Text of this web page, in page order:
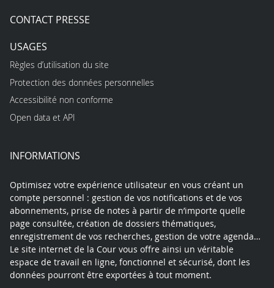
CONTACT PRESSE
USAGES
Règles d’utilisation du site
Protection des données personnelles
Accessibilité non conforme
Open data et API
INFORMATIONS
Optimisez votre expérience utilisateur en vous créant un
compte personnel : gestion de vos notifications et de vos
abonnements, prise de notes à partir de n’importe quelle
page consultée, création de dossiers thématiques,
enregistrement de vos recherches, gestion de votre agenda…
Le site internet de la Cour vous offre ainsi un véritable
espace de travail en ligne, fonctionnel et sécurisé, dont les
données pourront être exportées à tout moment.